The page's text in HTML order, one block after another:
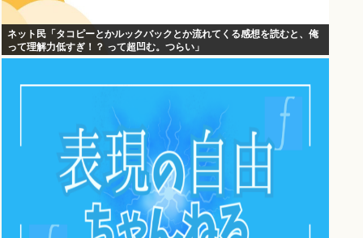
ネット民「タコピーとかルックバックとか流れてくる感想を読むと、俺
って理解力低すぎ！？ って超凹む。つらい」